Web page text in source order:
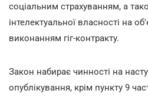
соціальним страхуванням, а
інтелектуальної власності на
виконанням гіг-контракту.
Закон набирає чинності на
опублікування, крім пункту 9